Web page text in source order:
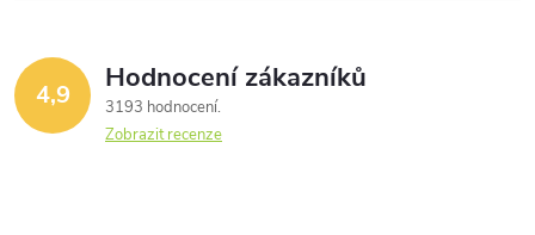
4,9 Hodnocení zákazníků
3193 hodnocení
Zobrazit recenze